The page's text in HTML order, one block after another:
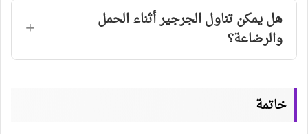
هل يمكن تناول الجرجير أثناء الحمل
والرضاعة؟
خاتمة